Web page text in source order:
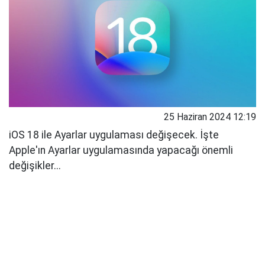
25 Haziran 2024 12:19
iOS 18 ile Ayarlar uygulaması değişecek. İşte
Apple'ın Ayarlar uygulamasında yapacağı önemli
değişikler...